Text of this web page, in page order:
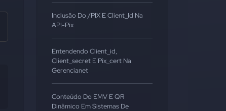
Inclusão Do /PIX E Client_Id Na
API-Pix
Entendendo Client_id,
Client_secret E Pix_cert Na
Gerencianet
Conteúdo Do EMV E QR
Dinâmico Em Sistemas De